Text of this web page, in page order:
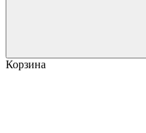
Корзина